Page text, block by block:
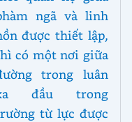
ngã và linh
được thiết lập,
có một nơi giữa
trong luân
đầu trong
từ lực được